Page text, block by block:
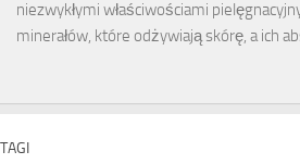
niezwykłymi właściwościami
minerałów, które odżywiają skórę, a ich
TAGI